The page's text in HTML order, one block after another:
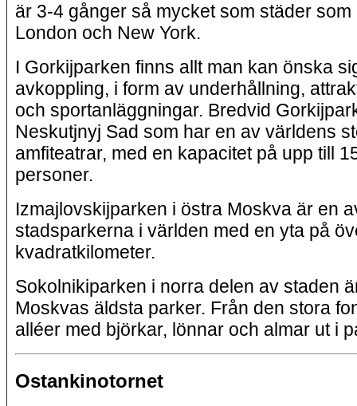
är 3-4 gånger så mycket som städer som
London och New York.
I Gorkijparken finns allt man kan önska
avkoppling, i form av underhållning,
och sportanläggningar. Bredvid
Neskutjnyj Sad som har en av världens
amfiteatrar, med en kapacitet på upp till
personer.
Izmajlovskijparken i östra Moskva är en
stadsparkerna i världen med en yta på
kvadratkilometer.
Sokolnikiparken i norra delen av staden
Moskvas äldsta parker. Från den stora
alléer med björkar, lönnar och almar ut i
Ostankinotornet